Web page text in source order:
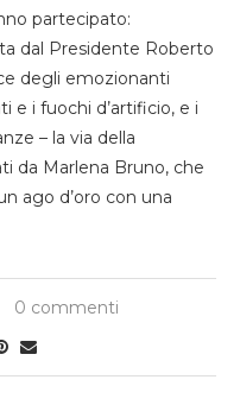
partecipato:
dal Presidente Roberto
degli emozionanti
e i fuochi d’artificio, e i
– la via della
da Marlena Bruno, che
ago d’oro con una
0 commenti